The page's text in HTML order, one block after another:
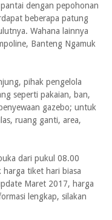
dengan pepohonan
beberapa patung
Wahana lainnya
Banteng Ngamuk
pihak pengelola
seperti pakaian, ban,
gazebo; untuk
ruang ganti, area,
dari pukul 08.00
tiket hari biasa
Maret 2017, harga
lengkap, silakan